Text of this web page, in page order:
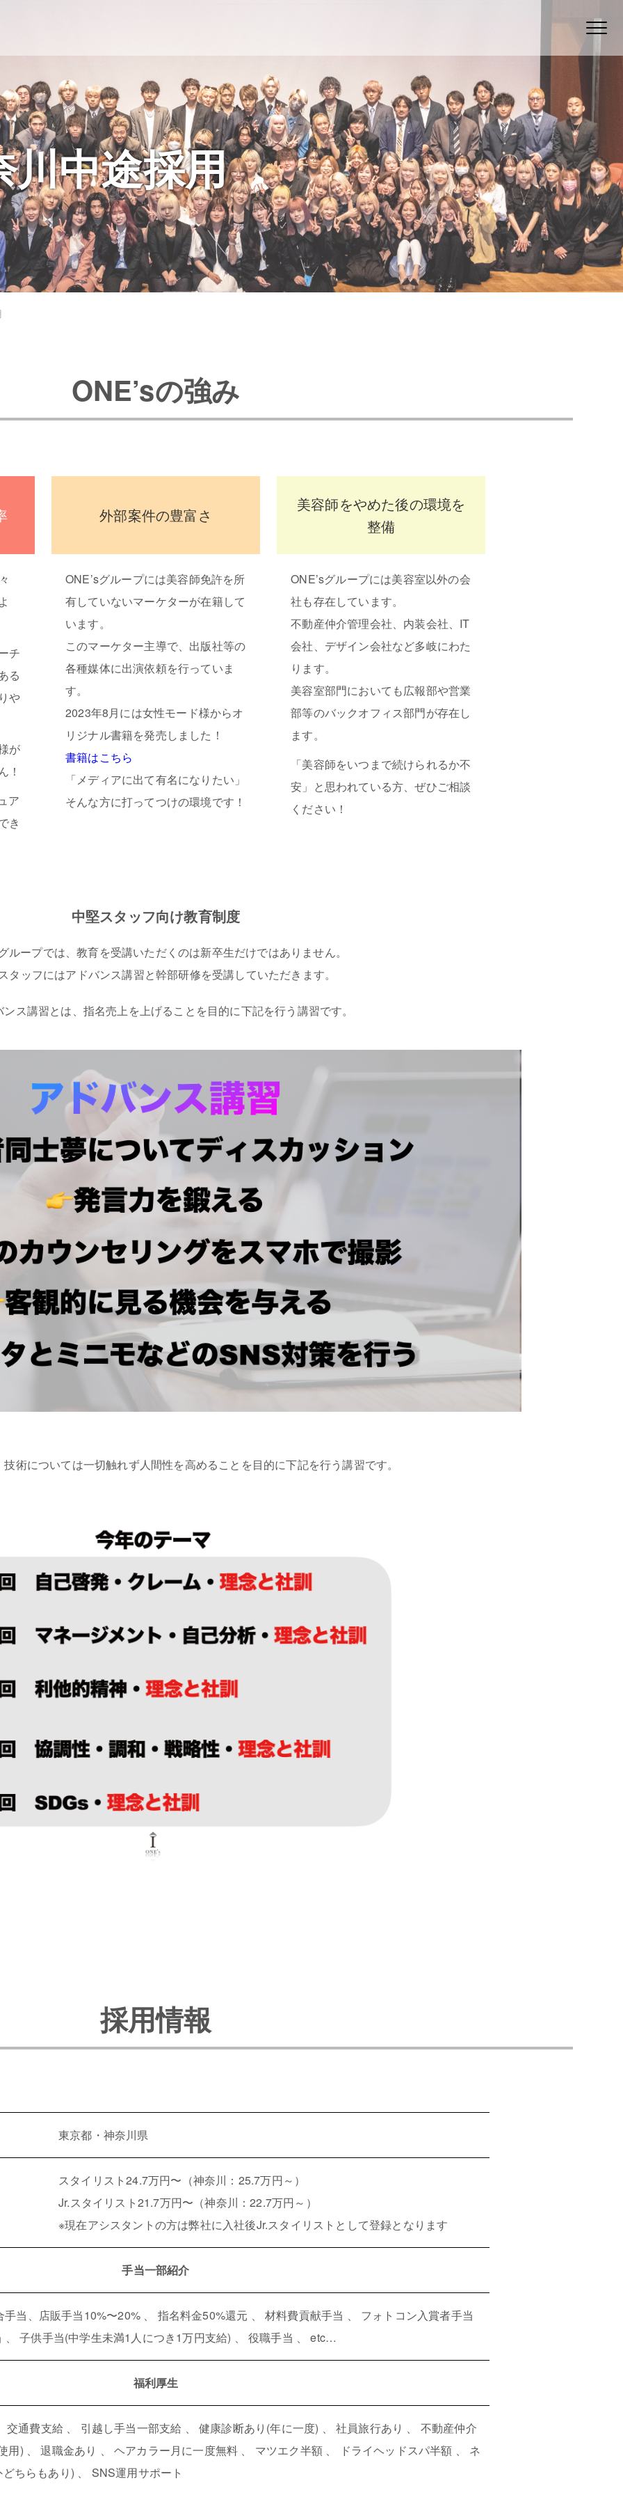
川中途採用
ONE’sの強み
チ
る
や
が
！
ア
き
外部案件の豊富さ
ONE’sグループには美容師免許を所
有していないマーケターが在籍して
います。
このマーケター主導で、出版社等の
各種媒体に出演依頼を行っていま
す。
2023年8月には女性モード様からオ
リジナル書籍を発売しました！
書籍はこちら
「メディアに出て有名になりたい」
そんな方に打ってつけの環境です！
美容師をやめた後の環境を
整備
ONE’sグループには美容室以外の会
社も存在しています。
不動産仲介管理会社、内装会社、IT
会社、デザイン会社など多岐にわた
ります。
美容室部門においても広報部や営業
部等のバックオフィス部門が存在し
ます。
「美容師をいつまで続けられるか不
安」と思われている方、ぜひご相談
ください！
中堅スタッフ向け教育制度
ループでは、教育を受講いただくのは新卒生だけではありません。
タッフにはアドバンス講習と幹部研修を受講していただきます。
ンス講習とは、指名売上を上げることを目的に下記を行う講習です。
術については一切触れず人間性を高めることを目的に下記を行う講習です。
採用情報
東京都・神奈川県
スタイリスト24.7万円〜（神奈川：25.7万円～）
Jr.スタイリスト21.7万円〜（神奈川：22.7万円～）
※現在アシスタントの方は弊社に入社後Jr.スタイリストとして登録となります
手当一部紹介
当、店販手当10%〜20% 、 指名料金50%還元 、 材料費貢献手当 、 フォトコン入賞者手当
、 子供手当(中学生未満1人につき1万円支給) 、 役職手当 、 etc…
福利厚生
通費支給 、 引越し手当一部支給 、 健康診断あり(年に一度) 、 社員旅行あり 、 不動産仲介
用) 、 退職金あり 、 ヘアカラー月に一度無料 、 マツエク半額 、 ドライヘッドスパ半額 、 ネ
ちらもあり) 、 SNS運用サポート